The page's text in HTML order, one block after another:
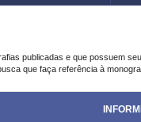
publicadas e que possuem
que faça referência à